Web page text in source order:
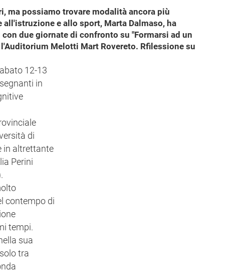
ma possiamo trovare modalità ancora più
e allo sport, Marta Dalmaso, ha
due giornate di confronto su "Formarsi ad un
Melotti Mart Rovereto. Rfilessione su
12-13
in
di
in altrettante
Perini
contempo di
tempi.
sua
tra